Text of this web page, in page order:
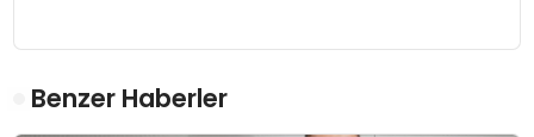
Benzer Haberler